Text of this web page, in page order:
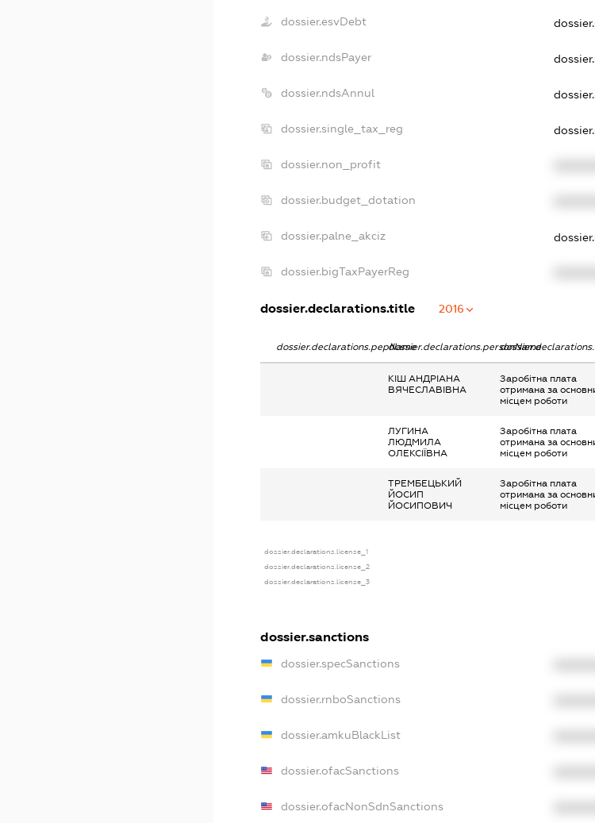
dossier.esvDebt
dossier.ndsPayer
dossier.ndsAnnul
dossier.single_tax_reg
dossier.non_profit
dossier.budget_dotation
dossier.palne_akciz
dossier.bigTaxPayerReg
dossier.declarations.title 2016
dossier.declarations.pepNamedossier.declarations.personName
КІШ АНДРІАНА
ВЯЧЕСЛАВІВНА
Заробітна плата
отримана за
місцем роботи
ЛУГИНА
ЛЮДМИЛА
ОЛЕКСІЇВНА
Заробітна плата
отримана за
місцем роботи
ТРЕМБЕЦЬКИЙ
ЙОСИП
ЙОСИПОВИЧ
Заробітна плата
отримана за
місцем роботи
dossier.declarations.license_1
dossier.declarations.license_2
dossier.declarations.license_3
dossier.sanctions
dossier.specSanctions
dossier.rnboSanctions
dossier.amkuBlackList
dossier.ofacSanctions
dossier.ofacNonSdnSanctions